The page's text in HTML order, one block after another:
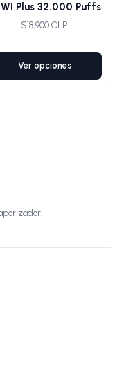
Plus 32.000 Puffs
$18.900 CLP
Ver opciones